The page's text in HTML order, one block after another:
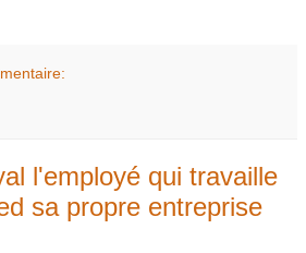
l'employé qui travaille
sa propre entreprise